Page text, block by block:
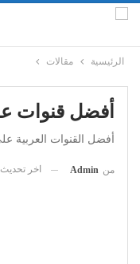
الرئيسية مقالات
أفضل قنوات
أفضل القنوات العربية
من Admin اخر تحديث